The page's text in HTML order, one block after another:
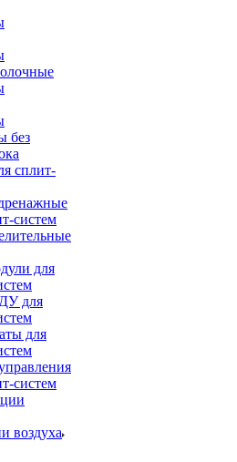
без
сплит-
систем
для
для
для
систем
воздуха